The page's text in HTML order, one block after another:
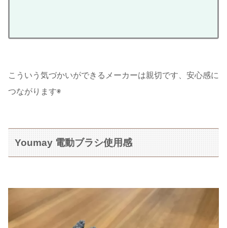
こういう気づかいができるメーカーは親切です、安心感に
つながります◉
Youmay 電動ブラシ使用感